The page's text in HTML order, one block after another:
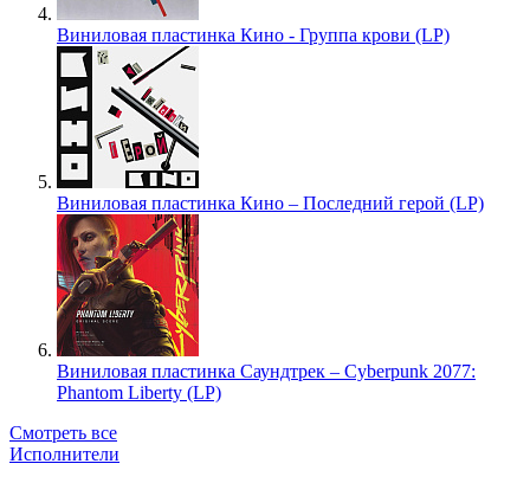
Виниловая пластинка Кино - Группа крови (LP)
Виниловая пластинка Кино – Последний герой (LP)
Виниловая пластинка Саундтрек – Cyberpunk 2077:
Phantom Liberty (LP)
Смотреть все
Исполнители